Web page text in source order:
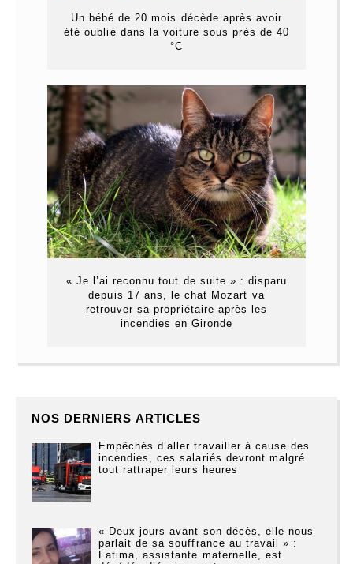
Un bébé de 20 mois décède après avoir
été oublié dans la voiture sous près de 40
°C
« Je l’ai reconnu tout de suite » : disparu
depuis 17 ans, le chat Mozart va
retrouver sa propriétaire après les
incendies en Gironde
NOS DERNIERS ARTICLES
Empêchés d’aller travailler à cause des
incendies, ces salariés devront malgré
tout rattraper leurs heures
« Deux jours avant son décès, elle nous
parlait de sa souffrance au travail » :
Fatima, assistante maternelle, est